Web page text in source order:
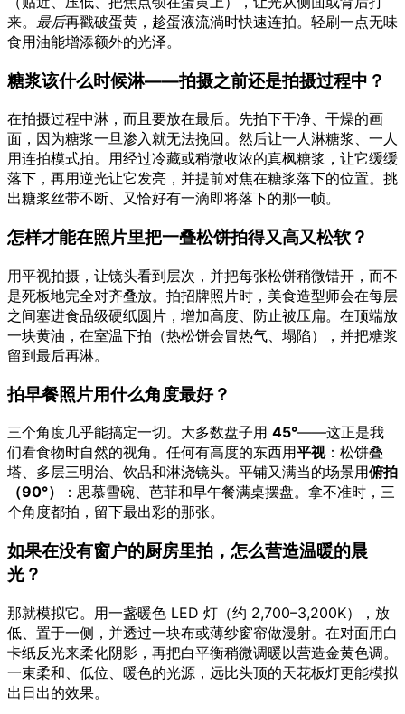
来。 最后再戳破蛋黄，趁蛋液流淌时快速连拍。轻刷一点无味
食用油能增添额外的光泽。
糖浆该什么时候淋——拍摄之前还是拍摄过程中？
在拍摄过程中淋，而且要放在最后。先拍下干净、干燥的画
面，因为糖浆一旦渗入就无法挽回。然后让一人淋糖浆、一人
用连拍模式拍。用经过冷藏或稍微收浓的真枫糖浆，让它缓缓
落下，再用逆光让它发亮，并提前对焦在糖浆落下的位置。挑
出糖浆丝带不断、又恰好有一滴即将落下的那一帧。
怎样才能在照片里把一叠松饼拍得又高又松软？
用平视拍摄，让镜头看到层次，并把每张松饼稍微错开，而不
是死板地完全对齐叠放。拍招牌照片时，美食造型师会在每层
之间塞进食品级硬纸圆片，增加高度、防止被压扁。在顶端放
一块黄油，在室温下拍（热松饼会冒热气、塌陷），并把糖浆
留到最后再淋。
拍早餐照片用什么角度最好？
三个角度几乎能搞定一切。大多数盘子用 45°——这正是我
们看食物时自然的视角。任何有高度的东西用平视：松饼叠
塔、多层三明治、饮品和淋浇镜头。平铺又满当的场景用俯拍
（90°）
：思慕雪碗、芭菲和早午餐满桌摆盘。拿不准时，三
个角度都拍，留下最出彩的那张。
如果在没有窗户的厨房里拍，怎么营造温暖的晨
光？
那就模拟它。用一盏暖色 LED 灯（约 2,700–3,200K），放
低、置于一侧，并透过一块布或薄纱窗帘做漫射。在对面用白
卡纸反光来柔化阴影，再把白平衡稍微调暖以营造金黄色调。
一束柔和、低位、暖色的光源，远比头顶的天花板灯更能模拟
出日出的效果。